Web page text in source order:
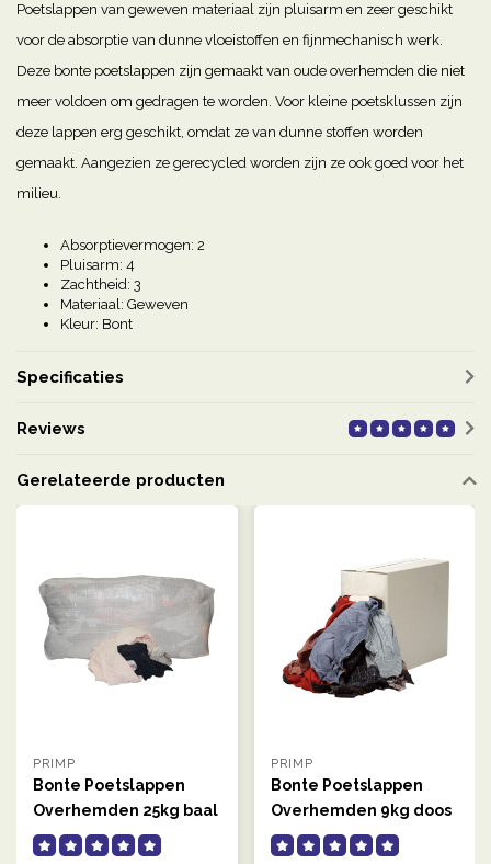
Poetslappen van geweven materiaal zijn pluisarm en zeer geschikt
voor de absorptie van dunne vloeistoffen en fijnmechanisch werk.
Deze bonte poetslappen zijn gemaakt van oude overhemden die niet
meer voldoen om gedragen te worden. Voor kleine poetsklussen zijn
deze lappen erg geschikt, omdat ze van dunne stoffen worden
gemaakt. Aangezien ze gerecycled worden zijn ze ook goed voor het
milieu.
Absorptievermogen: 2
Pluisarm: 4
Zachtheid: 3
Materiaal: Geweven
Kleur: Bont
Specificaties
Reviews
Gerelateerde producten
PRIMP
Bonte Poetslappen
Overhemden 25kg baal
PRIMP
Bonte Poetslappen
Overhemden 9kg doos